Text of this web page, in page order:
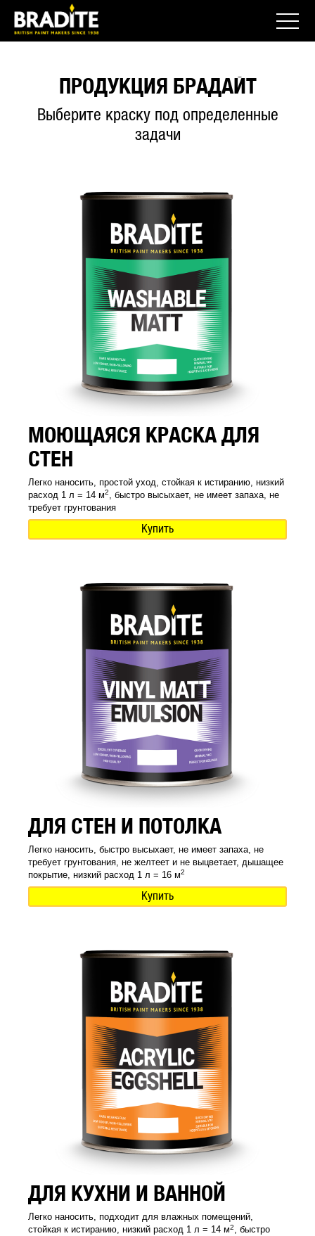
ПРОДУКЦИЯ БРАДАЙТ
Выберите краску под определенные
задачи
МОЮЩАЯСЯ КРАСКА ДЛЯ
СТЕН
Легко наносить, простой уход, стойкая к истиранию, низкий
расход 1 л = 14 м2
, быстро высыхает, не имеет запаха, не
требует грунтования
Купить
ДЛЯ СТЕН И ПОТОЛКА
Легко наносить, быстро высыхает, не имеет запаха, не
требует грунтования, не желтеет и не выцветает, дышащее
покрытие, низкий расход 1 л = 16 м2
Купить
ДЛЯ КУХНИ И ВАННОЙ
Легко наносить, подходит для влажных помещений,
стойкая к истиранию, низкий расход 1 л = 14 м2, быстро